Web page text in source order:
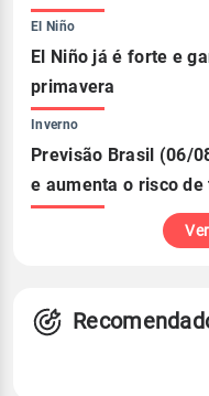
El Niño
El Niño já é forte e
primavera
Inverno
Previsão Brasil (06/
e aumenta o risco